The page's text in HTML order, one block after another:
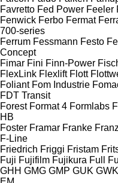
Favretto Fed Power Feeler
Fenwick Ferbo Fermat
700-series
Ferrum Fessmann Festo
Concept
Fimar Fini Finn-Power
FlexLink Flexlift Flott
Foliant Fom Industrie
FDT Transit
Forest Format 4 Formlabs
HB
Foster Framar Franke Franz
F-Line
Friedrich Friggi Fristam
Fuji Fujifilm Fujikura Full
GHH GMG GMP GUK GWK